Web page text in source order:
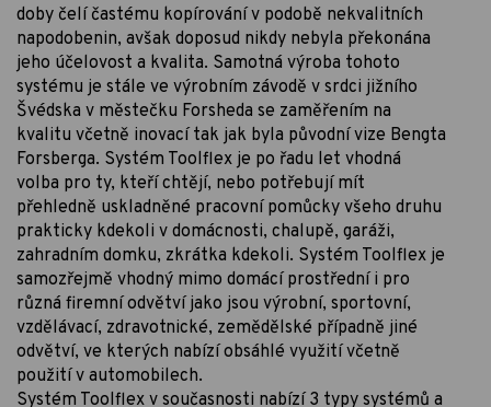
doby čelí častému kopírování v podobě nekvalitních
napodobenin, avšak doposud nikdy nebyla překonána
jeho účelovost a kvalita. Samotná výroba tohoto
systému je stále ve výrobním závodě v srdci jižního
Švédska v městečku Forsheda se zaměřením na
kvalitu včetně inovací tak jak byla původní vize Bengta
Forsberga. Systém Toolflex je po řadu let vhodná
volba pro ty, kteří chtějí, nebo potřebují mít
přehledně uskladněné pracovní pomůcky všeho druhu
prakticky kdekoli v domácnosti, chalupě, garáži,
zahradním domku, zkrátka kdekoli. Systém Toolflex je
samozřejmě vhodný mimo domácí prostřední i pro
různá firemní odvětví jako jsou výrobní, sportovní,
vzdělávací, zdravotnické, zemědělské případně jiné
odvětví, ve kterých nabízí obsáhlé využití včetně
použití v automobilech.
Systém Toolflex v současnosti nabízí 3 typy systémů a